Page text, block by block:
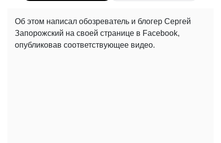
Об этом написал обозреватель и блогер Сергей
Запорожский на своей странице в Facebook,
опубликовав соответствующее видео.